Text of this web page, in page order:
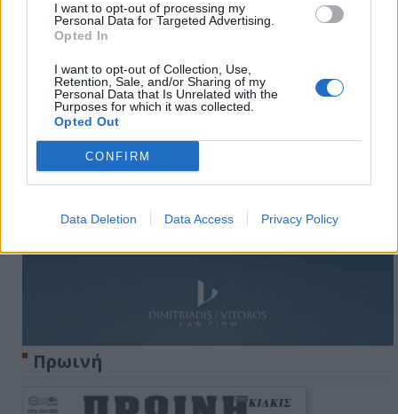
I want to opt-out of processing my
Personal Data for Targeted Advertising.
Opted In
I want to opt-out of Collection, Use,
Retention, Sale, and/or Sharing of my
Personal Data that Is Unrelated with the
Purposes for which it was collected.
Opted Out
CONFIRM
Data Deletion Data Access Privacy Policy
Πρωινή